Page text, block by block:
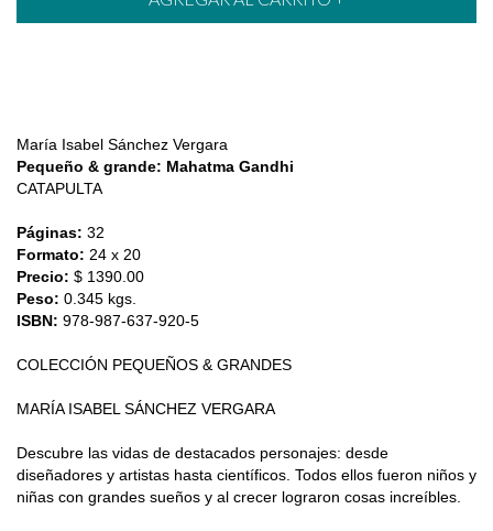
María Isabel Sánchez Vergara
Pequeño & grande: Mahatma Gandhi
CATAPULTA
Páginas: 32
Formato: 24 x 20
Precio: $ 1390.00
Peso: 0.345 kgs.
ISBN: 978-987-637-920-5
COLECCIÓN PEQUEÑOS & GRANDES
MARÍA ISABEL SÁNCHEZ VERGARA
Descubre las vidas de destacados personajes: desde
diseñadores y artistas hasta científicos. Todos ellos fueron niños y
niñas con grandes sueños y al crecer lograron cosas increíbles.